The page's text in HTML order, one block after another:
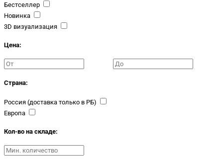
Бестселлер
Новинка
3D визуализация
Цена:
Страна:
Россия (доставка только в РБ)
Европа
Кол-во на складе: